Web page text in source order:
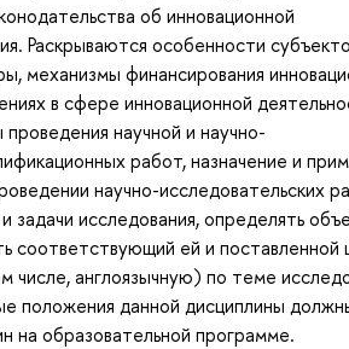
об инновационной
Раскрываются особенности
механизмы финансирования
в сфере инновационной
научной и научно-
работ, назначение и
научно-исследовательских
исследования, определять
соответствующий ей и поставленной
англоязычную) по теме
положения данной дисциплины
на образовательной программе.